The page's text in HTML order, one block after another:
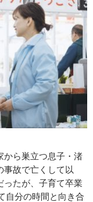
ら巣立つ息子・渚
事故で亡くして以
ったが、子育て卒業
自分の時間と向き合